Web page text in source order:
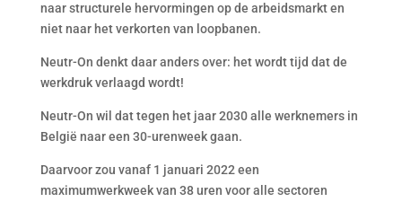
naar structurele hervormingen op de arbeidsmarkt en
niet naar het verkorten van loopbanen.
Neutr-On denkt daar anders over: het wordt tijd dat de
werkdruk verlaagd wordt!
Neutr-On wil dat tegen het jaar 2030 alle werknemers in
België naar een 30-urenweek gaan.
Daarvoor zou vanaf 1 januari 2022 een
maximumwerkweek van 38 uren voor alle sectoren